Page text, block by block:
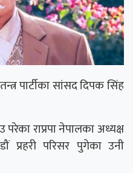
पार्टीका सांसद दिपक सिंह
परेका राप्रपा नेपालका अध्यक्ष
प्रहरी परिसर पुगेका उनी